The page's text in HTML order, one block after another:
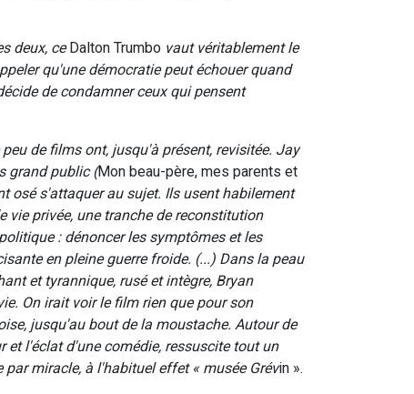
deux, ce Dalton Trumbovaut véritablement le
qu'une démocratie peut échouer quand
de condamner ceux qui pensent
de films ont, jusqu'à présent, revisitée. Jay
grand public (Mon beau-père, mes parents et
osé s'attaquer au sujet. Ils usent habilement
vie privée, une tranche de reconstitution
: dénoncer les symptômes et les
en pleine guerre froide. (...) Dans la peau
et tyrannique, rusé et intègre, Bryan
On irait voir le film rien que pour son
jusqu'au bout de la moustache. Autour de
et l'éclat d'une ­comédie, ressuscite tout un
par miracle, à l'habituel effet « musée ­Grévin ».